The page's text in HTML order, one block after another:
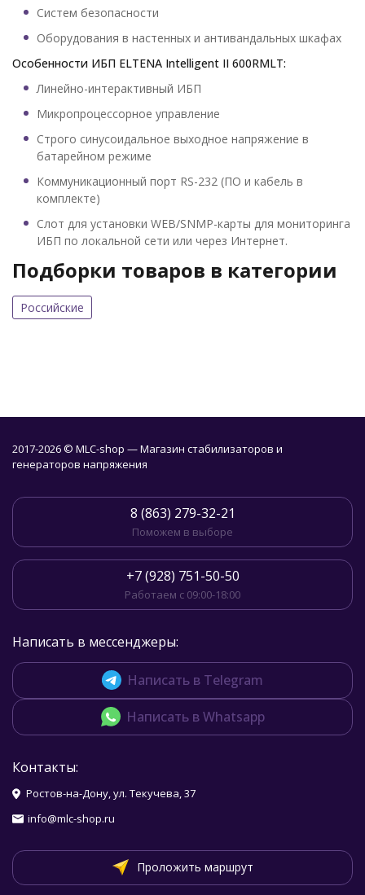
Систем безопасности
Оборудования в настенных и антивандальных шкафах
Особенности ИБП ELTENA Intelligent II 600RMLT:
Линейно-интерактивный ИБП
Микропроцессорное управление
Строго синусоидальное выходное напряжение в
батарейном режиме
Коммуникационный порт RS-232 (ПО и кабель в
комплекте)
Слот для установки WEB/SNMP-карты для мониторинга
ИБП по локальной сети или через Интернет.
Подборки товаров в категории
Российские
2017-2026 © MLC-shop — Магазин стабилизаторов и
генераторов напряжения
8 (863) 279-32-21
Поможем в выборе
+7 (928) 751-50-50
Работаем с 09:00-18:00
Написать в мессенджеры:
Написать в Telegram
Написать в Whatsapp
Контакты:
Ростов-на-Дону, ул. Текучева, 37
info@mlc-shop.ru
Проложить маршрут